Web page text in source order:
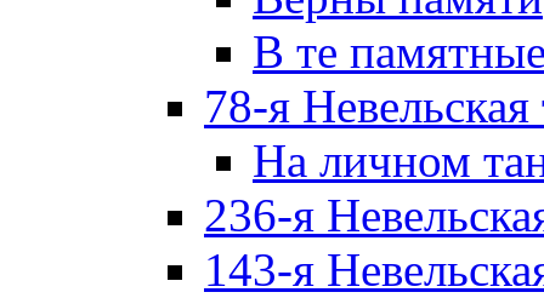
В те
78-я Невельская
На личном
236-я
143-я